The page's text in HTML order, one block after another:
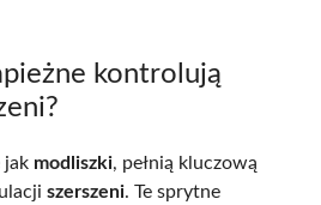
kontrolują
jak modliszki, pełnią kluczową
szerszeni. Te sprytne